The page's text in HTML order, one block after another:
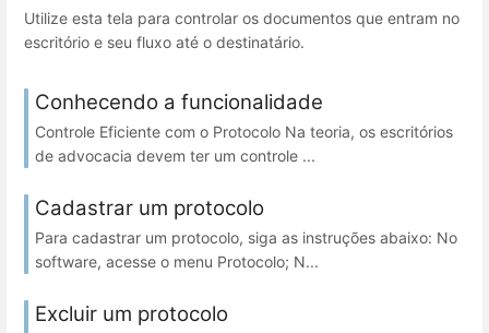
Utilize esta tela para controlar os documentos que entram no
escritório e seu fluxo até o destinatário.
Conhecendo a funcionalidade
Controle Eficiente com o Protocolo Na teoria, os escritórios
de advocacia devem ter um controle ...
Cadastrar um protocolo
Para cadastrar um protocolo, siga as instruções abaixo: No
software, acesse o menu Protocolo; N...
Excluir um protocolo